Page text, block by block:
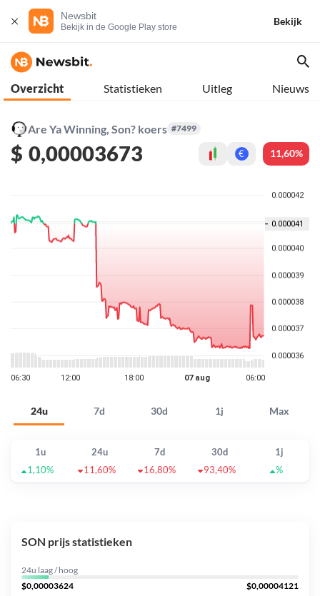
Newsbit
Bekijk in de Google Play store
Bekijk
Overzicht Statistieken Uitleg Nieuws
Are Ya Winning, Son? koers #7499
$ 0,00003673 € 11,60%
24u 7d 30d 1j Max
1u 24u 7d 30d
1j
1,10%
11,60% 16,80% 93,40% %
SON prijs statistieken
24u laag / hoog
$0,00003624
$0,00004121